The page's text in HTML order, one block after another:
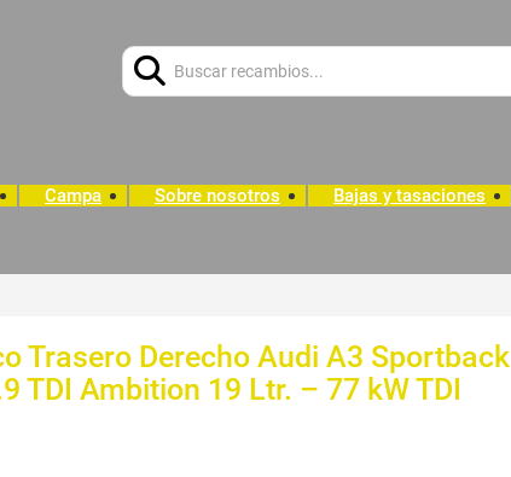
Campa Sobre nosotros Bajas y tasaciones
Trasero Derecho Audi A3 Sportback
TDI Ambition 19 Ltr. – 77 kW TDI